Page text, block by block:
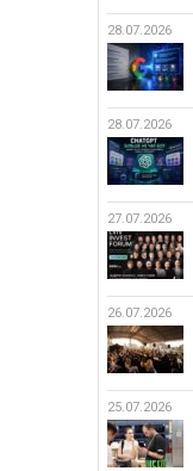
28.07.2026
28.07.2026
27.07.2026
26.07.2026
25.07.2026